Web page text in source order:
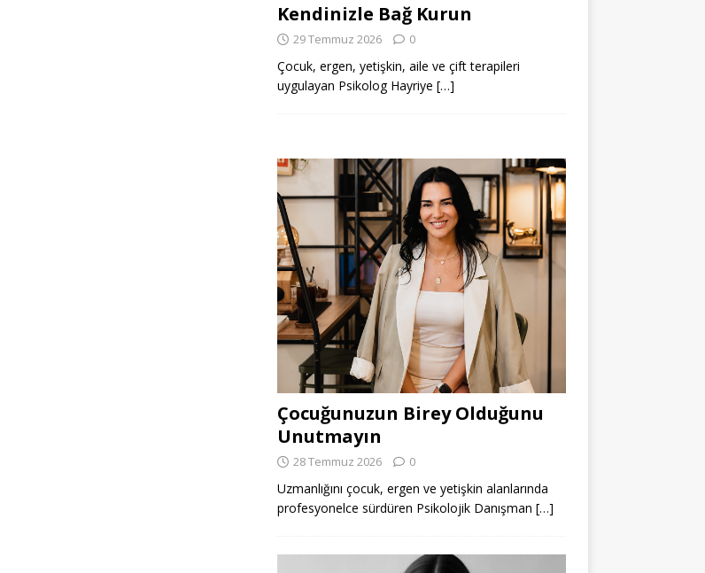
Kendinizle Bağ Kurun
29 Temmuz 2026 0
Çocuk, ergen, yetişkin, aile ve çift terapileri
uygulayan Psikolog Hayriye […]
Çocuğunuzun Birey Olduğunu
Unutmayın
28 Temmuz 2026 0
Uzmanlığını çocuk, ergen ve yetişkin alanlarında
profesyonelce sürdüren Psikolojik Danışman […]